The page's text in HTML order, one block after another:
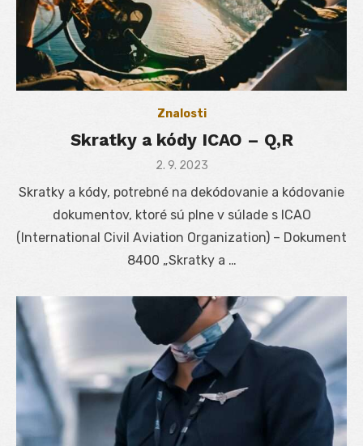
Znalosti
Skratky a kódy ICAO – Q,R
Posted
2. 9. 2023
Skratky a kódy, potrebné na dekódovanie a kódovanie
dokumentov, ktoré sú plne v súlade s ICAO
(International Civil Aviation Organization) – Dokument
8400 „Skratky a …